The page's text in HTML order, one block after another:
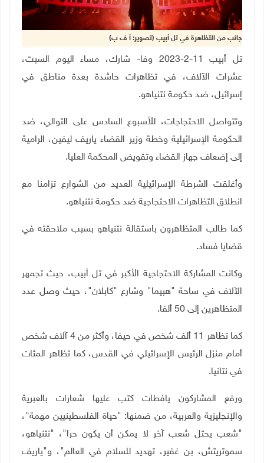
جانب من التظاهرة في تل أبيب (تصوير: أ ف ب)
تل أبيب 11-2-2023 وفا- شارك، مساء اليوم السبت،
عشرات الآلاف، في تظاهرات حاشدة بعدة مناطق في
إسرائيل، ضد حكومة نتنياهو.
وتتواصل الاحتجاجات، للأسبوع السادس على التوالي، ضد
الحكومة الإسرائيلية وخطة وزير القضاء ياريف ليفين، الرامية
إلى إضعاف جهاز القضاء وتقويض المحكمة العليا.
وأغلقت الشرطة الإسرائيلية العديد من الشوارع تزامنا مع
انطلاق التظاهرات الاحتجاجية ضد حكومة نتنياهو.
كما طالب المتظاهرون باستقالة نتنياهو بسبب ملاحقته في
قضايا فساد.
وكانت المشاركة الاحتجاجية الأكبر في تل أبيب، حيث تجمهر
الآلاف في ساحة "هبيما" وشارع "كابلان"، حيث وصل عدد
المتظاهرين إلى 50 ألفا.
كما تظاهر 11 ألف شخص في حيفا، وأكثر من 4 آلاف شخص
أمام منزل الرئيس الإسرائيلي في القدس، كما تظاهر المئات
في نتانيا.
ورفع المشاركون يافطات كتب عليها شعارات بالعبرية
والإنجليزية والعربية، من ضمنها: "حياة الفلسطينيين مهمة"،
"شعب يحتل شعب آخر لا يمكن أن يكون حرا"، "نتنياهو،
سموتريتش، بن غفير، تهديد للسلام في العالم"، و"ياريف